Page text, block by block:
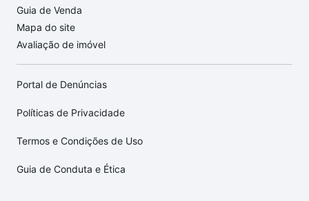
Guia de Venda
Mapa do site
Avaliação de imóvel
Portal de Denúncias
Políticas de Privacidade
Termos e Condições de Uso
Guia de Conduta e Ética